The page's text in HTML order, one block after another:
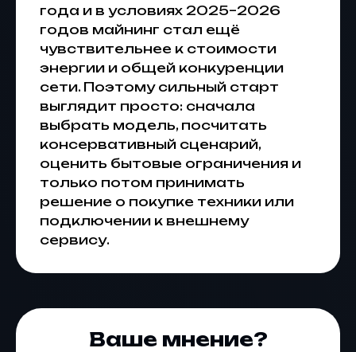
года и в условиях 2025–2026
годов майнинг стал ещё
чувствительнее к стоимости
энергии и общей конкуренции
сети. Поэтому сильный старт
выглядит просто: сначала
выбрать модель, посчитать
консервативный сценарий,
оценить бытовые ограничения и
только потом принимать
решение о покупке техники или
подключении к внешнему
сервису.
Ваше мнение?